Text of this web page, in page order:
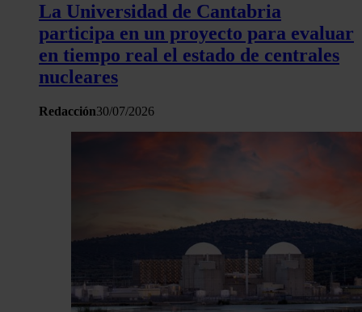
La Universidad de Cantabria
participa en un proyecto para evaluar
en tiempo real el estado de centrales
nucleares
Redacción30/07/2026